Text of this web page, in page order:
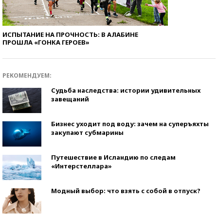
ИСПЫТАНИЕ НА ПРОЧНОСТЬ: В АЛАБИНЕ
ПРОШЛА «ГОНКА ГЕРОЕВ»
РЕКОМЕНДУЕМ:
Судьба наследства: истории удивительных
завещаний
Бизнес уходит под воду: зачем на суперъяхты
закупают субмарины
Путешествие в Исландию по следам
«Интерстеллара»
Модный выбор: что взять с собой в отпуск?